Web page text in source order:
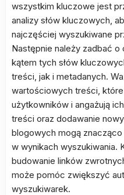
wszystkim kluczowe jest
analizy słów kluczowych,
najczęściej wyszukiwane
Następnie należy zadbać
kątem tych słów
treści, jak i metadanych.
wartościowych treści,
użytkowników i angażują
treści oraz dodawanie
blogowych mogą
w wynikach wyszukiwania.
budowanie linków
może pomóc zwiększyć
wyszukiwarek.